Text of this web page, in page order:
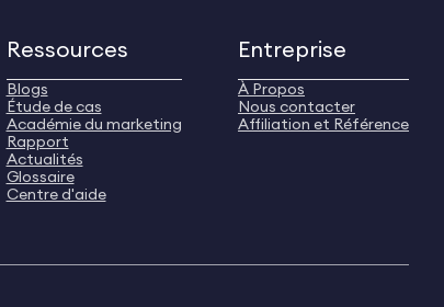
Ressources
Blogs
Étude de cas
Académie du marketing
Rapport
Actualités
Glossaire
Centre d'aide
Entreprise
À Propos
Nous contacter
Affiliation et Référence